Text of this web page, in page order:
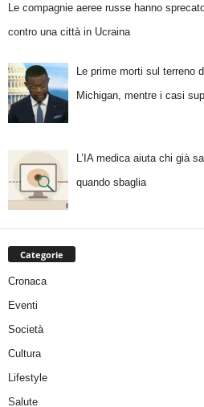
Le compagnie aeree russe hanno
contro una città in Ucraina
Le prime morti sul terreno
Michigan, mentre i casi
L’IA medica aiuta chi già
quando sbaglia
Categorie
Cronaca
Eventi
Società
Cultura
Lifestyle
Salute